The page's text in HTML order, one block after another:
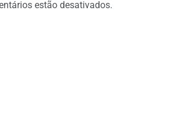
estão desativados.